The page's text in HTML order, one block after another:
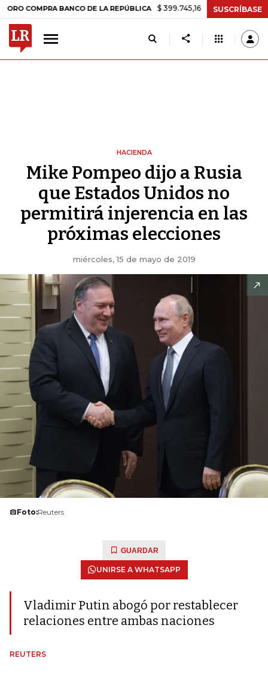
BANCO DE LA REPÚBLICA $ 399.745,16 +$ 2.295,71 +0,58%
SUSCRÍBASE
HACIENDA
Mike Pompeo dijo a Rusia
que Estados Unidos no
permitirá injerencia en las
próximas elecciones
miércoles, 15 de mayo de 2019
Foto:Reuters
GUARDAR
UNIRSE A WHATSAPP
Vladimir Putin abogó por restablecer
relaciones entre ambas naciones
REUTERS